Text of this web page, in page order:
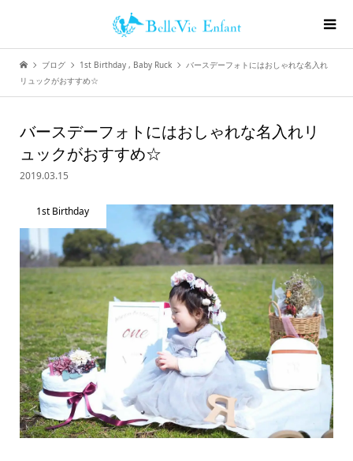
ブログ 1st Birthday , Baby Ruck
バースデーフォトにはおしゃれな名入れ
リュックがおすすめ☆
バースデーフォトにはおしゃれな名入れリ
ュックがおすすめ☆
2019.03.15
1st Birthday